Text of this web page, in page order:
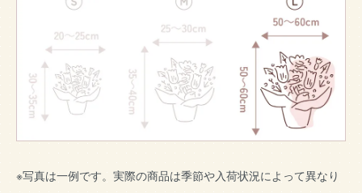
※写真は一例です。実際の商品は季節や入荷状況によって異なり